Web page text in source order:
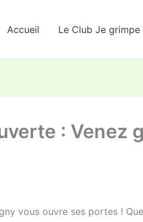
Accueil Le Club Je grimpe
: Venez
vous ouvre ses portes !